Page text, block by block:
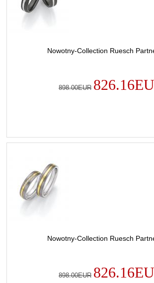
Nowotny-Collection Ruesch
898.00EUR
Nowotny-Collection Ruesch
898.00EUR